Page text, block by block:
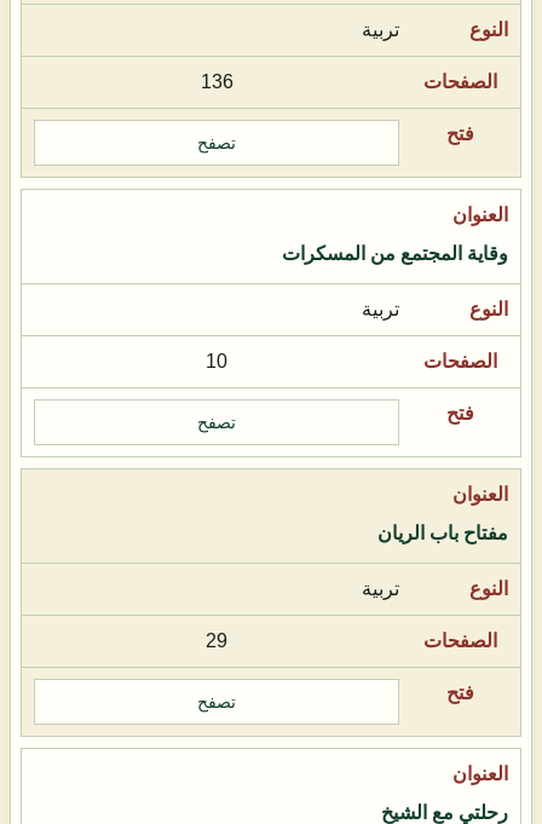
تربية
136
تصفح
وقاية المجتمع من المسكرات
تربية
10
تصفح
مفتاح باب الريان
تربية
29
تصفح
رحلتي مع الشيخ